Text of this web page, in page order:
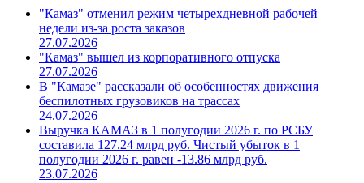
"Камаз" отменил режим четырехдневной рабочей
недели из-за роста заказов
27.07.2026
"Камаз" вышел из корпоративного отпуска
27.07.2026
В "Камазе" рассказали об особенностях движения
беспилотных грузовиков на трассах
24.07.2026
Выручка КАМАЗ в 1 полугодии 2026 г. по РСБУ
составила 127.24 млрд руб. Чистый убыток в 1
полугодии 2026 г. равен -13.86 млрд руб.
23.07.2026